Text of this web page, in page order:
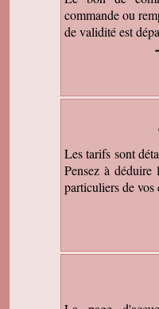
commande ou
de validité est
Les tarifs sont
Pensez à
particuliers de vos